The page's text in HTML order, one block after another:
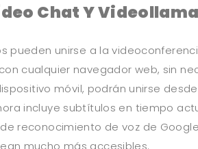
Chat Y
pueden unirse a la
cualquier navegador web, sin
móvil, podrán unirse
incluye subtítulos en tiempo
reconocimiento de voz de
mucho más accesibles.